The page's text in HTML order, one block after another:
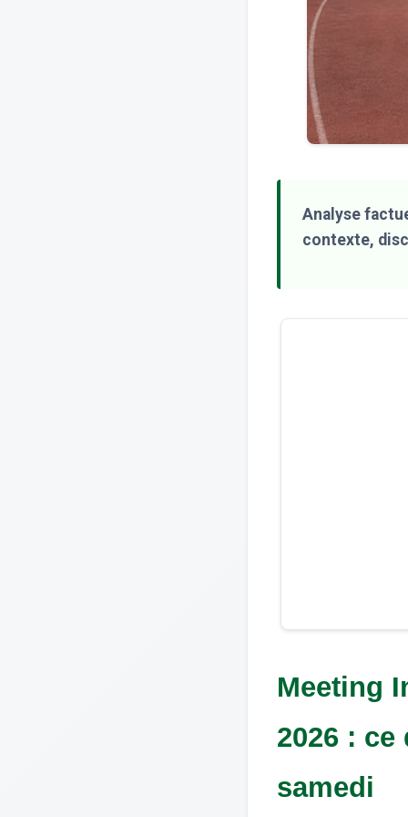
Analyse
contexte,
Meeting
2026 :
samedi